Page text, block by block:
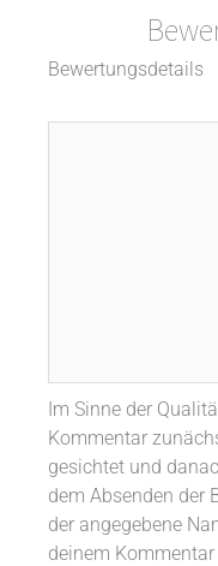
Bewertungsdetails
Im Sinne der
Kommentar
gesichtet und
dem Absenden der
der angegebene
deinem